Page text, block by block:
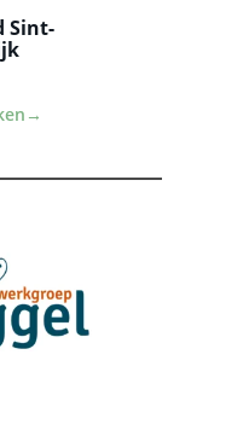
Sint-
→